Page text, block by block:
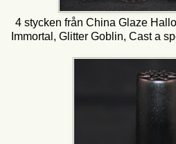
4 stycken från China Glaze
Immortal, Glitter Goblin, Cast a